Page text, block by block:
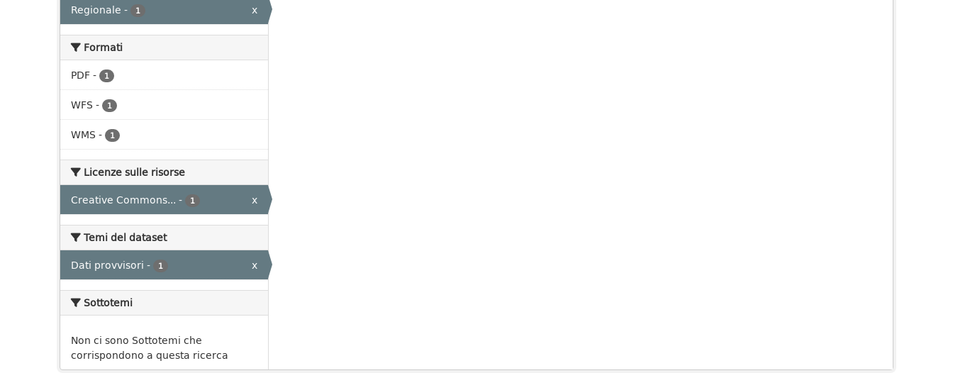
Regionale - 1 x
Formati
PDF- 1
WFS - 1
WMS - 1
Licenze sulle risorse
Creative Commons... - 1 x
Temi del dataset
Dati provvisori - 1 x
Sottotemi
Non ci sono Sottotemi che
corrispondono a questa ricerca